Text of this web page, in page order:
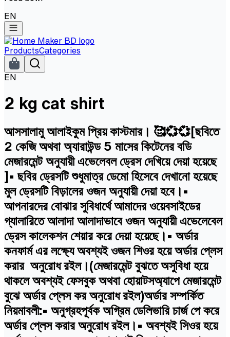
EN
ProductsCategories
EN
2 kg cat shirt
আসসালামু আলাইকুম প্রিয় কাস্টমার। 🥰💞💞[ছবিতে
2 কেজি অথবা অ্যারাউন্ড 5 মাসের কিটেনের বডি
মেজারমেন্ট অনুযায়ী এভেলেবল ড্রেস দেখিয়ে দেয়া হয়েছে
]• ছবির ড্রেসটি শুধুমাত্র ডেমো হিসেবে দেখানো হয়েছে
মুল ড্রেসটি বিড়ালের ওজন অনুযায়ী দেয়া হবে।•
আপনারদের বোঝার সুবিধার্থে আমাদের ওয়েবসাইডের
গ্যালারিতে আলাদা আলাদাভাবে ওজন অনুযায়ী এভেলেবেল
ড্রেস কালেকশন শেয়ার করে দেয়া হয়েছে।• অর্ডার
কনফার্ম এর লক্ষ্যে অবশ্যই ওজন শিওর হয়ে অর্ডার প্লেস
করার অনুরোধ রইল।(মেজারমেন্ট বুঝতে অসুবিধা হয়ে
থাকলে অবশ্যই ফেসবুক অথবা হোয়াটসঅ্যাপে মেজারমেন্ট
বুঝে অর্ডার প্লেস কর অনুরোধ রইল)অর্ডার সম্পর্কিত
নিয়মাবলী:• অনুগ্রহপূর্বক অগ্রিম ডেলিভারি চার্জ পে করে
অর্ডার প্লেস করার অনুরোধ রইল।• অবশ্যই সিওর হয়ে